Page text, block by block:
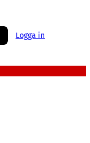
Logga in